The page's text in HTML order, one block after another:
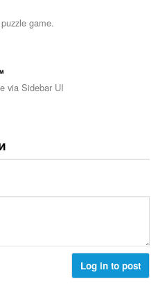
game.
via Sidebar UI
Log in to post